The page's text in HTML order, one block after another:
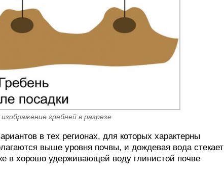
гребней в разрезе
в тех регионах, для которых характерны
выше уровня почвы, и дождевая вода стекает
в хорошо удерживающей воду глинистой почве